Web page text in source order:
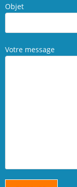
Objet
Votre message